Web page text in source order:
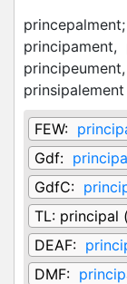
princepalment;
principament,
principeument,
prinsipalement
FEW:
Gdf:
GdfC:
TL: principal
DEAF:
DMF: